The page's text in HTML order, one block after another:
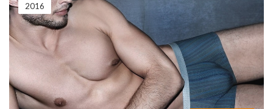
2016